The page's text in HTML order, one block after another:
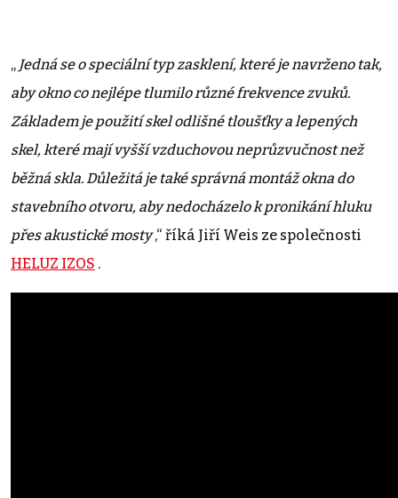
„ Jedná se o speciální typ zasklení, které je navrženo tak,
aby okno co nejlépe tlumilo různé frekvence zvuků.
Základem je použití skel odlišné tloušťky a lepených
skel, které mají vyšší vzduchovou neprůzvučnost než
běžná skla. Důležitá je také správná montáž okna do
stavebního otvoru, aby nedocházelo k pronikání hluku
přes akustické mosty,“ říká Jiří Weis ze společnosti
HELUZ IZOS .